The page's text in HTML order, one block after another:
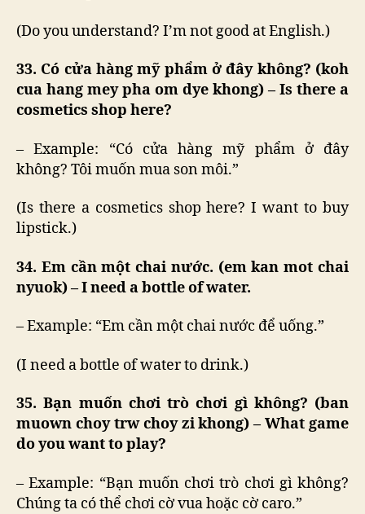
(Do you understand? I’m not good at English.)
33. Có cửa hàng mỹ phẩm ở đây không? (koh
cua hang mey pha om dye khong) – Is there a
cosmetics shop here?
– Example: “Có cửa hàng mỹ phẩm ở đây
không? Tôi muốn mua son môi.”
(Is there a cosmetics shop here? I want to buy
lipstick.)
34. Em cần một chai nước. (em kan mot chai
nyuok) – I need a bottle of water.
– Example: “Em cần một chai nước để uống.”
(I need a bottle of water to drink.)
35. Bạn muốn chơi trò chơi gì không? (ban
muown choy trw choy zi khong) – What game
do you want to play?
– Example: “Bạn muốn chơi trò chơi gì không?
Chúng ta có thể chơi cờ vua hoặc cờ caro.”